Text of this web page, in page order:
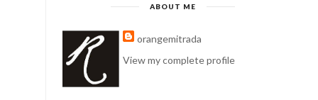
ABOUT ME